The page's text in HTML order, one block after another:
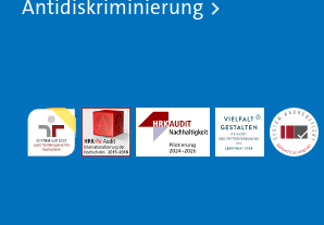
Antidiskriminierung